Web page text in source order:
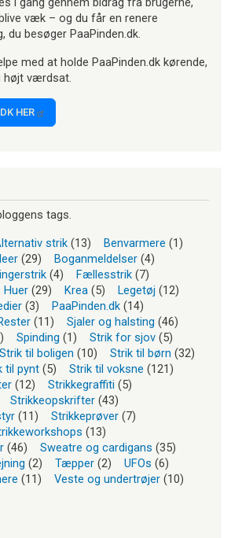
væk – og du får en renere
du besøger PaaPinden.dk.
med at holde PaaPinden.dk kørende,
højt værdsat.
HER
tags.
strik (13) Benvarmere (1)
(29) Boganmeldelser (4)
(4) Fællesstrik (7)
Huer (29) Krea (5) Legetøj (12)
(3) PaaPinden.dk (14)
(11) Sjaler og halsting (46)
Spinding (1) Strik for sjov (5)
Strik til boligen (10) Strik til børn (32)
til pynt (5) Strik til voksne (121)
(12) Strikkegraffiti (5)
Strikkeopskrifter (43)
(11) Strikkeprøver (7)
(13)
(46) Sweatre og cardigans (35)
(2) Tæpper (2) UFOs (6)
(11) Veste og undertrøjer (10)